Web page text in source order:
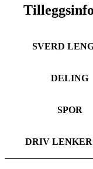
SVERD
DELING
SPOR
DRIV